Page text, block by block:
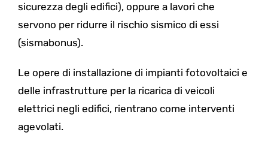
sicurezza degli edifici), oppure a lavori che
servono per ridurre il rischio sismico di essi
(sismabonus).
Le opere di installazione di impianti fotovoltaici e
delle infrastrutture per la ricarica di veicoli
elettrici negli edifici, rientrano come interventi
agevolati.